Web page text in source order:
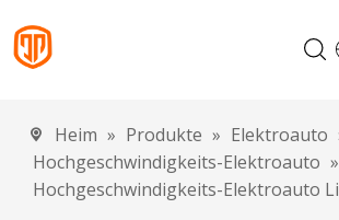
Heim » Produkte » Elektroauto
Hochgeschwindigkeits-Elektroauto »
Hochgeschwindigkeits-Elektroauto